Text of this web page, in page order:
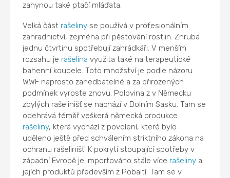
zahynou také ptačí mláďata.
Velká část rašeliny se používá v profesionálním
zahradnictví, zejména při pěstování rostlin. Zhruba
jednu čtvrtinu spotřebují zahrádkáři. V menším
rozsahu je rašelina využita také na terapeutické
bahenní koupele. Toto množství je podle názoru
WWF naprosto zanedbatelné a za přirozených
podmínek vyroste znovu. Polovina z v Německu
zbylých rašelinišť se nachází v Dolním Sasku. Tam se
odehrává téměř veškerá německá produkce
rašeliny, která vychází z povolení, které bylo
uděleno ještě před schválením striktního zákona na
ochranu rašelinišť. K pokrytí stoupající spotřeby v
západní Evropě je importováno stále více rašeliny a
jejích produktů především z Pobaltí. Tam se v